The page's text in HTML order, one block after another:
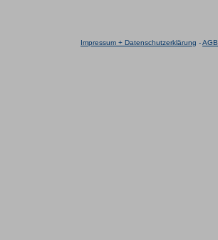
Impressum + Datenschutzerklärung -AGB